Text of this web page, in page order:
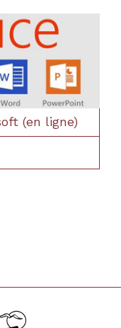
(en ligne)